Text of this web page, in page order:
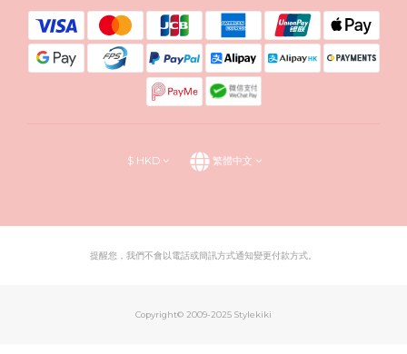
$ HKD 繁體中文
提醒您，我們不會以電話或簡訊方式通知變更付款方式。
Copyright© 2009-2025 Stylekiki